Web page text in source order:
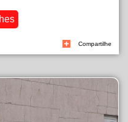
Compartilhe